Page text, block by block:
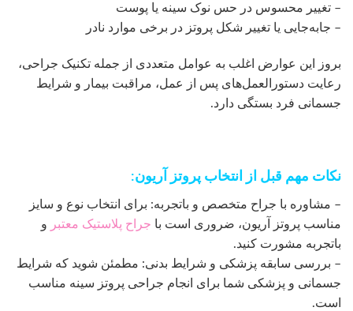
– تغییر محسوس در حس نوک سینه یا پوست
– جابه‌جایی یا تغییر شکل پروتز در برخی موارد نادر
بروز این عوارض اغلب به عوامل متعددی از جمله تکنیک جراحی،
رعایت دستورالعمل‌های پس از عمل، مراقبت بیمار و شرایط
جسمانی فرد بستگی دارد.
نکات مهم قبل از انتخاب پروتز آریون:
– مشاوره با جراح متخصص و باتجربه: برای انتخاب نوع و سایز
مناسب پروتز آریون، ضروری است با جراح پلاستیک معتبر
و
باتجربه مشورت کنید.
– بررسی سابقه پزشکی و شرایط بدنی: مطمئن شوید که شرایط
جسمانی و پزشکی شما برای انجام جراحی پروتز سینه مناسب
است.